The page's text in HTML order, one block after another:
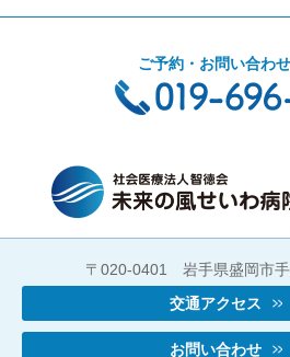
ご予約・お問い合わ
〒020-0401 岩手県盛岡市手
交通アクセス
お問い合わせ